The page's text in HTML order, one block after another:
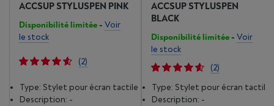
ACCSUP STYLUSPEN PINK
Disponibilité limitée- Voir
le stock
(2)
Type: Stylet pour écran tactile
Description: -
ACCSUP STYLUSPEN
BLACK
Disponibilité limitée- Voir
le stock
(2)
Type: Stylet pour écran tactile
Description: -